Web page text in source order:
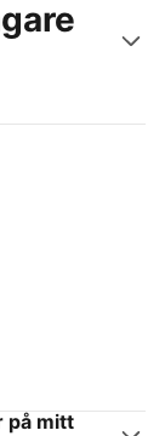
på mitt